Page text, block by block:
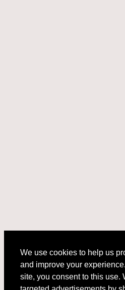
and improve your
site, you consent to this use.
targeted advertisements by
We use cookies to help us
and improve your
site, you consent to this use.